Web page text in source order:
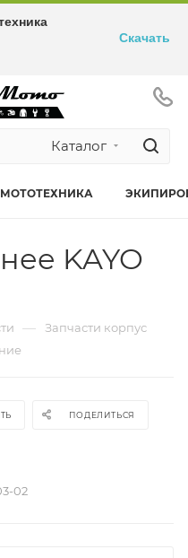
Каталог
МОТОТЕХНИКА
KAYO
— Запчасти корпус
ПОДЕЛИТЬСЯ
02
Скачать